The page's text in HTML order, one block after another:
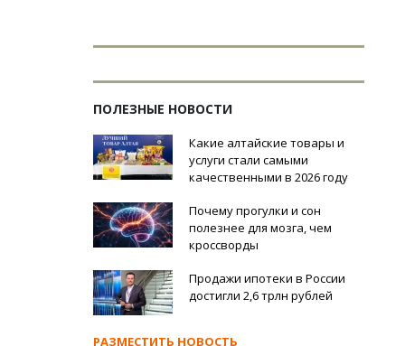
ПОЛЕЗНЫЕ НОВОСТИ
Какие алтайские товары и
услуги стали самыми
качественными в 2026 году
Почему прогулки и сон
полезнее для мозга, чем
кроссворды
Продажи ипотеки в России
достигли 2,6 трлн рублей
РАЗМЕСТИТЬ НОВОСТЬ